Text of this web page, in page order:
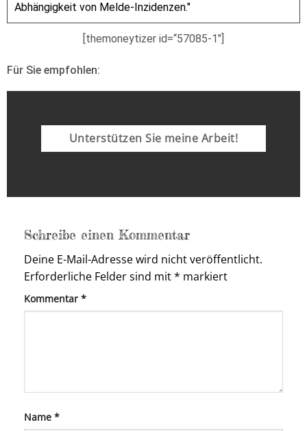
Abhängigkeit von Melde-Inzidenzen."
[themoneytizer id=“57085-1″]
Für Sie empfohlen:
Unterstützen Sie meine Arbeit!
Schreibe einen Kommentar
Deine E-Mail-Adresse wird nicht veröffentlicht.
Erforderliche Felder sind mit* markiert
Kommentar *
Name *